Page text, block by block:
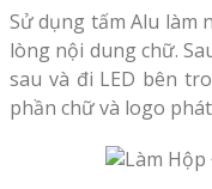
Sử dụng tấm Alu làm
lòng nội dung chữ.
sau và đi LED bên
phần chữ và logo